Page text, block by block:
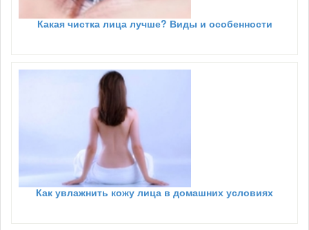
Какая чистка лица лучше? Виды и особенности
Как увлажнить кожу лица в домашних условиях